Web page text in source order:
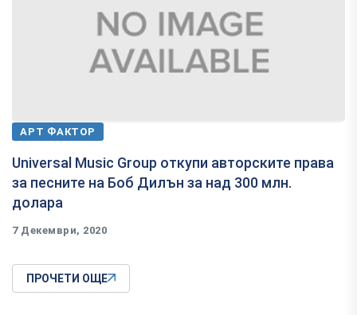
АРТ ФАКТОР
Universal Music Group откупи авторските права
за песните на Боб Дилън за над 300 млн.
долара
7 Декември, 2020
ПРОЧЕТИ ОЩЕ